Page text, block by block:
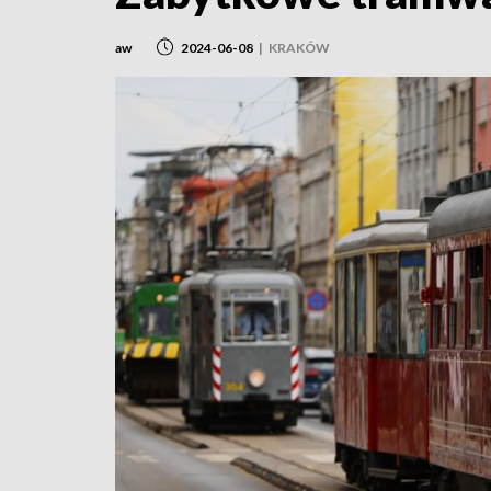
aw 2024-06-08 | KRAKÓW